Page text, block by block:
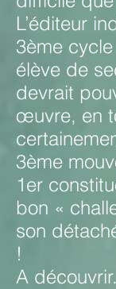
L’éditeur
3ème
élève de
devrait
œuvre, en
3ème
1er
bon «
son
!
A découvrir.